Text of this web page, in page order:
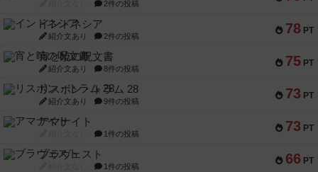
2件の投稿
78 PT
インドネシア
紹介文あり 2件の投稿
75 PT
宵と暁の呪文書
紹介文あり 8件の投稿
73 PT
リスボン・トラム 28
紹介文あり 9件の投稿
73 PT
アマナイト
1件の投稿
66 PT
ブラヴェスト
1件の投稿